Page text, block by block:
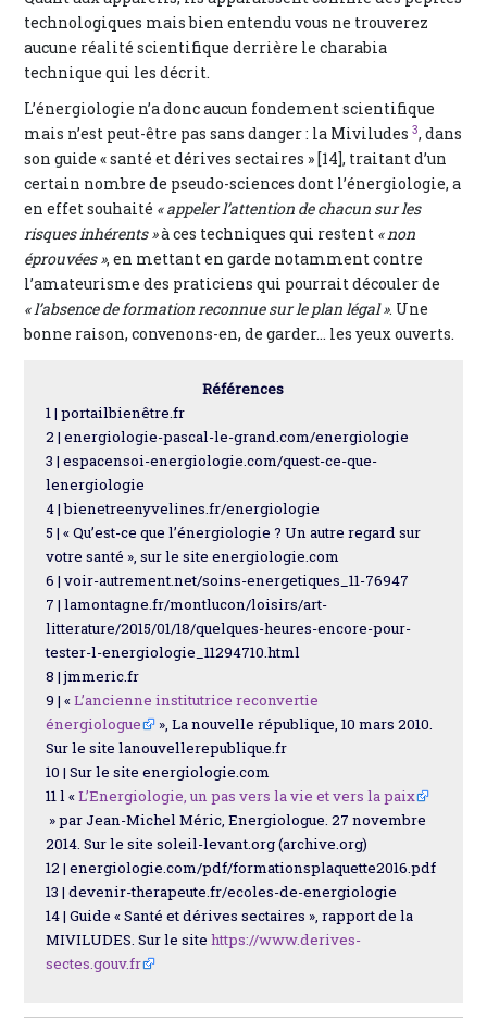
technologiques mais bien entendu vous ne trouverez
aucune réalité scientifique derrière le charabia
technique qui les décrit.
L’énergiologie n’a donc aucun fondement scientifique
mais n’est peut-être pas sans danger : la Miviludes 3, dans
son guide « santé et dérives sectaires » [14], traitant d’un
certain nombre de pseudo-sciences dont l’énergiologie, a
en effet souhaité « appeler l’attention de chacun sur les
risques inhérents »à ces techniques qui restent « non
éprouvées », en mettant en garde notamment contre
l’amateurisme des praticiens qui pourrait découler de
« l’absence de formation reconnue sur le plan légal ». Une
bonne raison, convenons-en, de garder… les yeux ouverts.
Références
1 | portailbienêtre.fr
2 | energiologie-pascal-le-grand.com/energiologie
3 | espacensoi-energiologie.com/quest-ce-que-
lenergiologie
4 | bienetreenyvelines.fr/energiologie
5 | « Qu’est-ce que l’énergiologie ? Un autre regard sur
votre santé », sur le site energiologie.com
6 | voir-autrement.net/soins-energetiques_11-76947
7 | lamontagne.fr/montlucon/loisirs/art-
litterature/2015/01/18/quelques-heures-encore-pour-
tester-l-energiologie_11294710.html
8 | jmmeric.fr
9 | «L’ancienne institutrice reconvertie
énergiologue
», La nouvelle république, 10 mars 2010.
Sur le site lanouvellerepublique.fr
10 | Sur le site energiologie.com
11 l «L’Energiologie, un pas vers la vie et vers la paix
» par Jean-Michel Méric, Energiologue. 27 novembre
2014. Sur le site soleil-levant.org (archive.org)
12 | energiologie.com/pdf/formationsplaquette2016.pdf
13 | devenir-therapeute.fr/ecoles-de-energiologie
14 | Guide « Santé et dérives sectaires », rapport de la
MIVILUDES. Sur le sitehttps://www.derives-
sectes.gouv.fr